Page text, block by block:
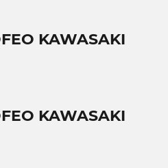
KAWASAKI
KAWASAKI